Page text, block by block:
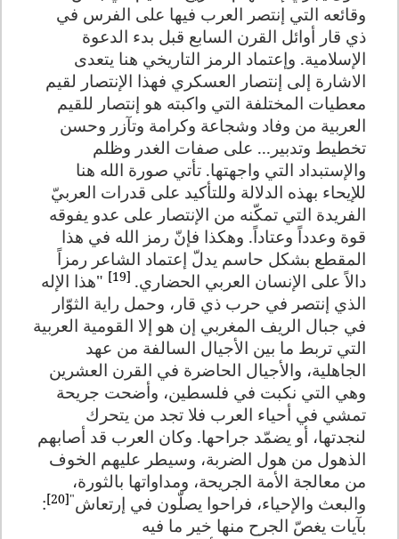
وقائعه التي إنتصر العرب فيها على الفرس في
ذي قار أوائل القرن السابع قبل بدء الدعوة
الإسلامية. وإعتماد الرمز التاريخي هنا يتعدى
الاشارة إلى إنتصار العسكري فهذا الإنتصار لقيم
معطيات المختلفة التي واكبته هو إنتصار للقيم
العربية من وفاد وشجاعة وكرامة وتآزر وحسن
تخطيط وتدبير... على صفات الغدر وظلم
والإستبداد التي واجهتها. تأتي صورة الله هنا
للإيحاء بهذه الدلالة وللتأكيد على قدرات العربيّ
الفريدة التي تمكّنه من الإنتصار على عدو يفوقه
قوة وعدداً وعتاداً. وهكذا فإنّ رمز الله في هذا
المقطع بشكل حاسم يدلّ إعتماد الشاعر رمزاً
دالاً على الإنسان العربي الحضاري. [19] "هذا الإله
الذي إنتصر في حرب ذي قار، وحمل راية الثوّار
في جبال الريف المغربي إن هو إلا القومية العربية
التي تربط ما بين الأجيال السالفة من عهد
الجاهلية، والأجيال الحاضرة في القرن العشرين
وهي التي نكبت في فلسطين، وأضحت جريحة
تمشي في أحياء العرب فلا تجد من يتحرك
لنجدتها، أو يضمّد جراحها. وكان العرب قد أصابهم
الذهول من هول الضربة، وسيطر عليهم الخوف
من معالجة الأمة الجريحة، ومداواتها بالثورة،
والبعث والإحياء، فراحوا يصلّون في إرتعاش"
[20]
:
بآيات يغصّ الجرح منها خير ما فيه